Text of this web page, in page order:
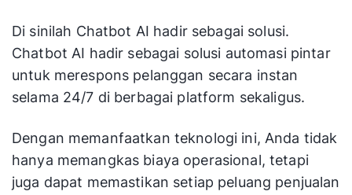
Di sinilah Chatbot AI hadir sebagai solusi.
Chatbot AI hadir sebagai solusi automasi pintar
untuk merespons pelanggan secara instan
selama 24/7 di berbagai platform sekaligus.
Dengan memanfaatkan teknologi ini, Anda tidak
hanya memangkas biaya operasional, tetapi
juga dapat memastikan setiap peluang penjualan